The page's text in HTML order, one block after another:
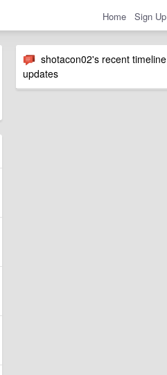
Home Sign Up
shotacon02's recent timeline
updates